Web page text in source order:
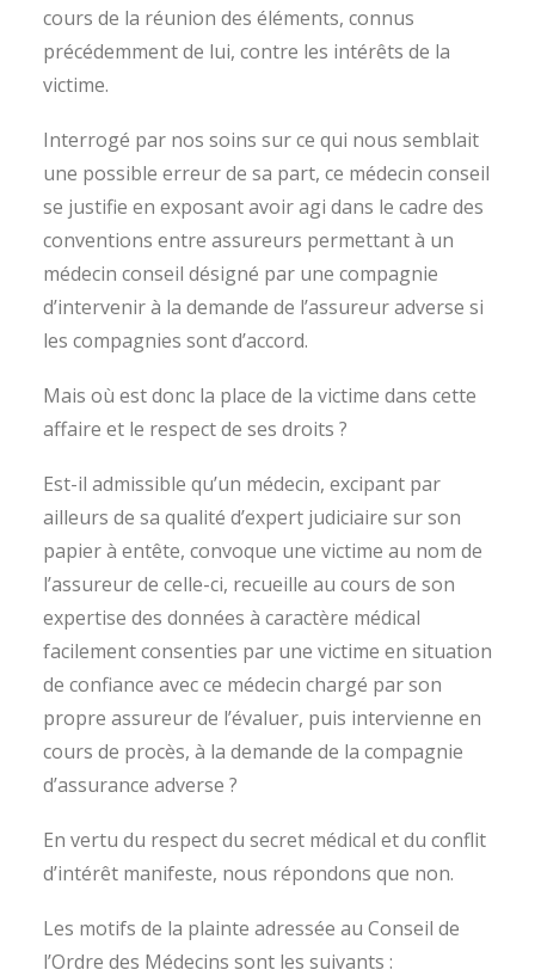
cours de la réunion des éléments, connus
précédemment de lui, contre les intérêts de la
victime.
Interrogé par nos soins sur ce qui nous semblait
une possible erreur de sa part, ce médecin conseil
se justifie en exposant avoir agi dans le cadre des
conventions entre assureurs permettant à un
médecin conseil désigné par une compagnie
d’intervenir à la demande de l’assureur adverse si
les compagnies sont d’accord.
Mais où est donc la place de la victime dans cette
affaire et le respect de ses droits ?
Est-il admissible qu’un médecin, excipant par
ailleurs de sa qualité d’expert judiciaire sur son
papier à entête, convoque une victime au nom de
l’assureur de celle-ci, recueille au cours de son
expertise des données à caractère médical
facilement consenties par une victime en situation
de confiance avec ce médecin chargé par son
propre assureur de l’évaluer, puis intervienne en
cours de procès, à la demande de la compagnie
d’assurance adverse ?
En vertu du respect du secret médical et du conflit
d’intérêt manifeste, nous répondons que non.
Les motifs de la plainte adressée au Conseil de
l’Ordre des Médecins sont les suivants :